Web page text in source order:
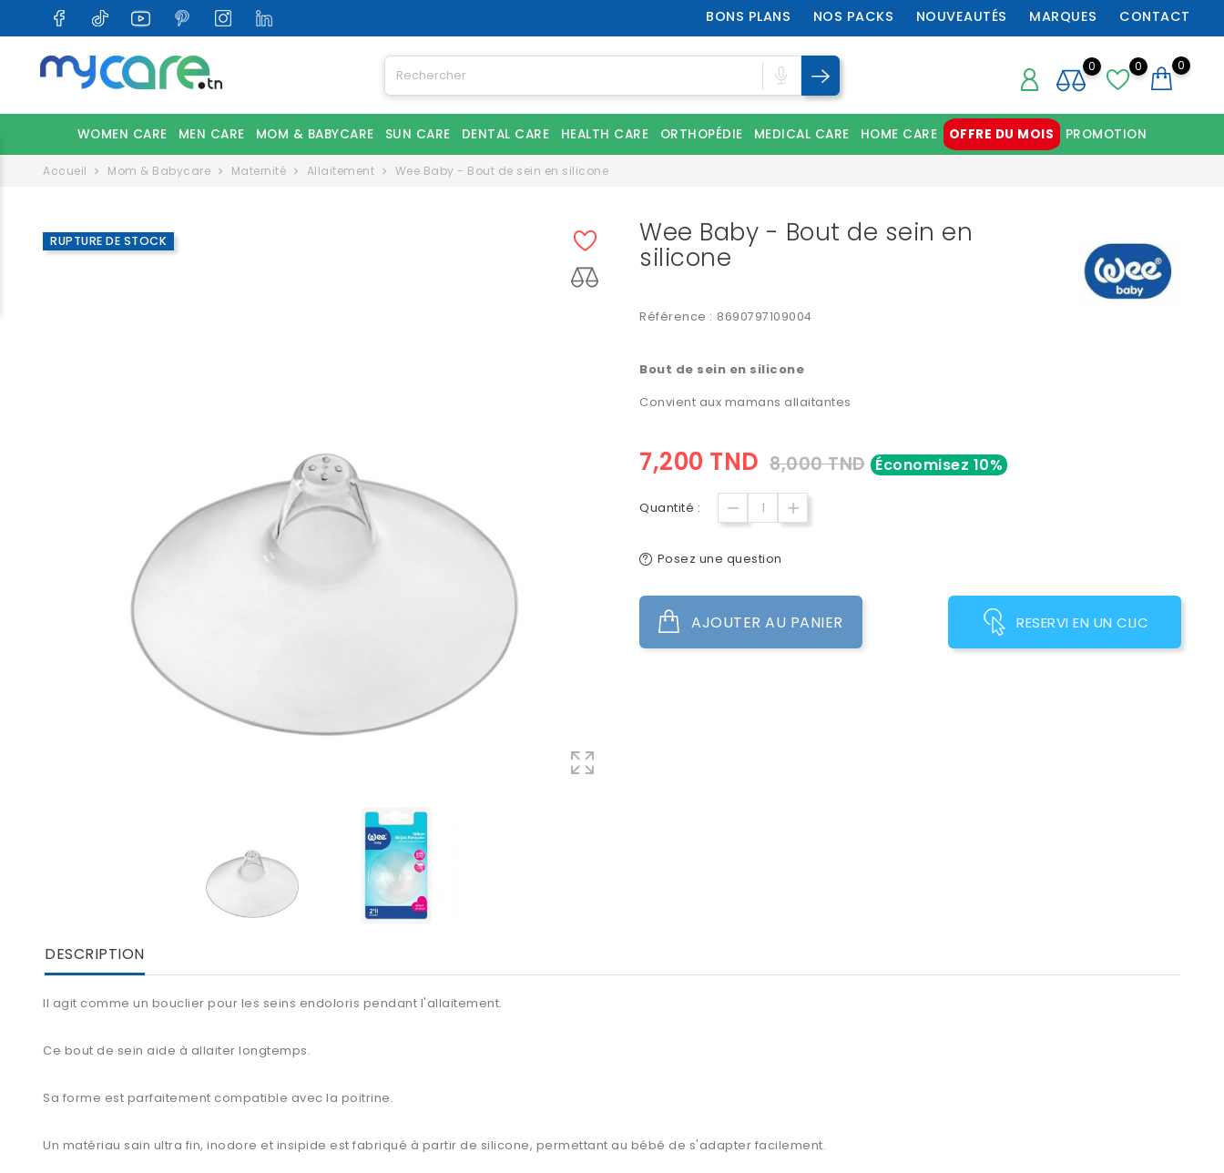
BONS PLANS NOS PACKS NOUVEAUTÉS MARQUES CONTACT
0 0
0
WOMEN CARE MEN CARE MOM & BABYCARE SUN CARE DENTAL CARE HEALTH CARE ORTHOPÉDIE MEDICAL CARE HOME CARE OFFRE DU MOIS PROMOTION
Accueil Mom & Babycare Maternité Allaitement Wee Baby - Bout de sein en silicone
RUPTURE DE STOCK Wee Baby - Bout de sein en
silicone
Référence : 8690797109004
Bout de sein en silicone
Convient aux mamans allaitantes
7,200 TND 8,000 TND Économisez 10%
Quantité :
Posez une question
AJOUTER AU PANIER RESERVI EN UN CLIC
DESCRIPTION
Il agit comme un bouclier pour les seins endoloris pendant l'allaitement.
Ce bout de sein aide à allaiter longtemps.
Sa forme est parfaitement compatible avec la poitrine.
Un matériau sain ultra fin, inodore et insipide est fabriqué à partir de silicone, permettant au bébé de s'adapter facilement.